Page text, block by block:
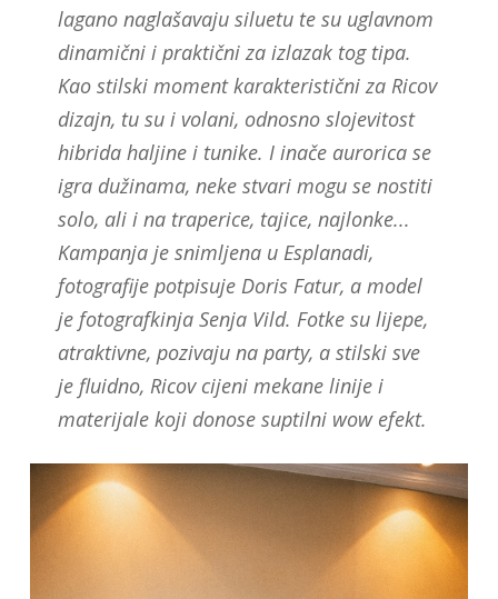
lagano naglašavaju siluetu te su uglavnom
dinamični i praktični za izlazak tog tipa.
Kao stilski moment karakteristični za Ricov
dizajn, tu su i volani, odnosno slojevitost
hibrida haljine i tunike. I inače aurorica se
igra dužinama, neke stvari mogu se nostiti
solo, ali i na traperice, tajice, najlonke...
Kampanja je snimljena u Esplanadi,
fotografije potpisuje Doris Fatur, a model
je fotografkinja Senja Vild. Fotke su lijepe,
atraktivne, pozivaju na party, a stilski sve
je fluidno, Ricov cijeni mekane linije i
materijale koji donose suptilni wow efekt.